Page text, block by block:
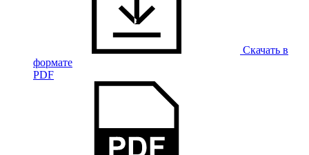
Скачать в
формате
PDF